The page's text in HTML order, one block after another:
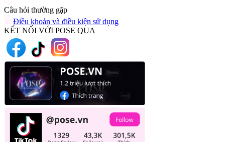
Câu hỏi thường gặp
Điều khoản và điều kiện sử dụng
KẾT NỐI VỚI POSE QUA